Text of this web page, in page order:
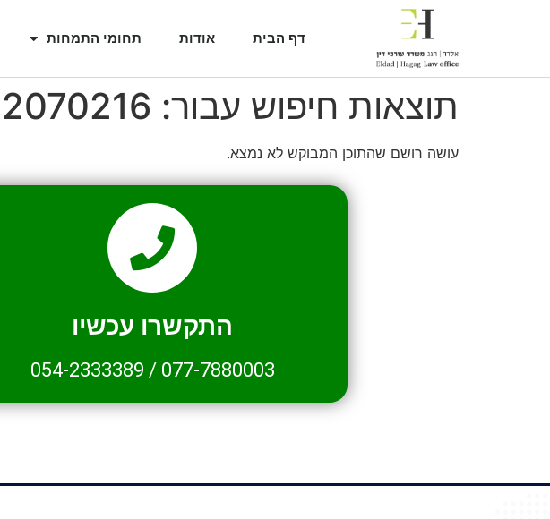
דף הבית אודות תחומי התמחות
תוצאות חיפוש עבור:
עושה רושם שהתוכן המבוקש לא נמצא.
התקשרו עכשיו
077-7880003
/
054-2333389